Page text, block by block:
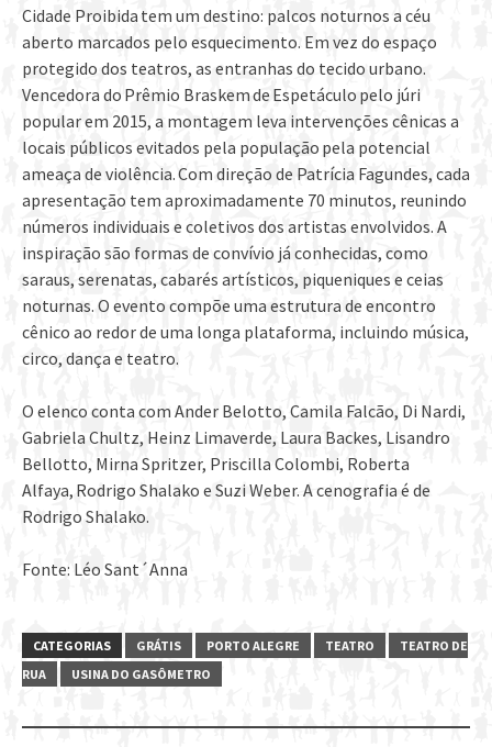
Cidade Proibida tem um destino: palcos noturnos a céu
aberto marcados pelo esquecimento. Em vez do espaço
protegido dos teatros, as entranhas do tecido urbano.
Vencedora do Prêmio Braskem de Espetáculo pelo júri
popular em 2015, a montagem leva intervenções cênicas a
locais públicos evitados pela população pela potencial
ameaça de violência. Com direção de Patrícia Fagundes, cada
apresentação tem aproximadamente 70 minutos, reunindo
números individuais e coletivos dos artistas envolvidos. A
inspiração são formas de convívio já conhecidas, como
saraus, serenatas, cabarés artísticos, piqueniques e ceias
noturnas. O evento compõe uma estrutura de encontro
cênico ao redor de uma longa plataforma, incluindo música,
circo, dança e teatro.
O elenco conta com Ander Belotto, Camila Falcão, Di Nardi,
Gabriela Chultz, Heinz Limaverde, Laura Backes, Lisandro
Bellotto, Mirna Spritzer, Priscilla Colombi, Roberta
Alfaya, Rodrigo Shalako e Suzi Weber. A cenografia é de
Rodrigo Shalako.
Fonte: Léo Sant´Anna
CATEGORIAS GRÁTIS PORTO ALEGRE TEATRO
TEATRO DE
RUA
USINA DO GASÔMETRO